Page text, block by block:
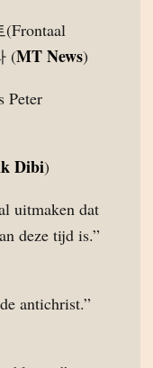
(MT News)
Peter
Dibi)
uitmaken dat
deze tijd is.”
antichrist.”